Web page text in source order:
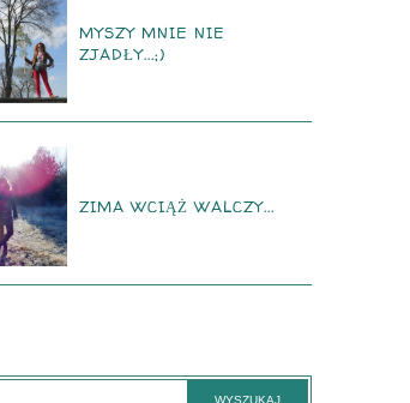
MYSZY MNIE NIE
ZJADŁY...;)
ZIMA WCIĄŻ WALCZY...